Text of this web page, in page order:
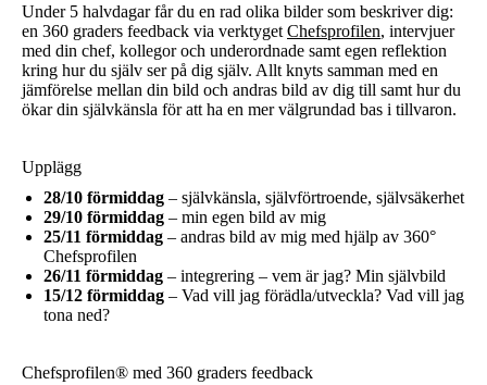
Under 5 halvdagar får du en rad olika bilder som beskriver dig:
en 360 graders feedback via verktyget Chefsprofilen, intervjuer
med din chef, kollegor och underordnade samt egen reflektion
kring hur du själv ser på dig själv. Allt knyts samman med en
jämförelse mellan din bild och andras bild av dig till samt hur du
ökar din självkänsla för att ha en mer välgrundad bas i tillvaron.
Upplägg
28/10 förmiddag – självkänsla, självförtroende, självsäkerhet
29/10 förmiddag – min egen bild av mig
25/11 förmiddag – andras bild av mig med hjälp av 360°
Chefsprofilen
26/11 förmiddag – integrering – vem är jag? Min självbild
15/12 förmiddag – Vad vill jag förädla/utveckla? Vad vill jag
tona ned?
Chefsprofilen® med 360 graders feedback